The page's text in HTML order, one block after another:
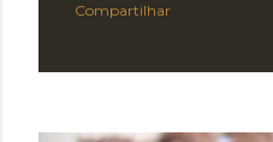
Compartilhar